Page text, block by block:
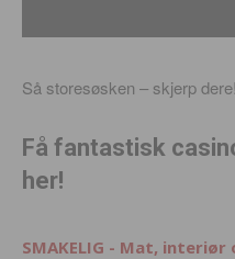
Så storesøsken – skjerp dere!
Få fantastisk
her!
SMAKELIG - Mat, interiør